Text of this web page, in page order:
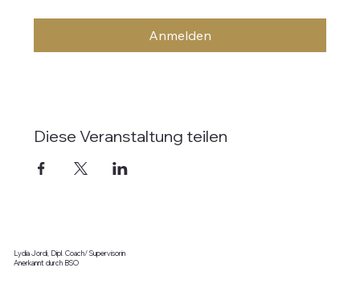
Anmelden
Diese Veranstaltung teilen
Lydia Jordi, Dipl. Coach/ Supervisorin
Anerkannt durch BSO